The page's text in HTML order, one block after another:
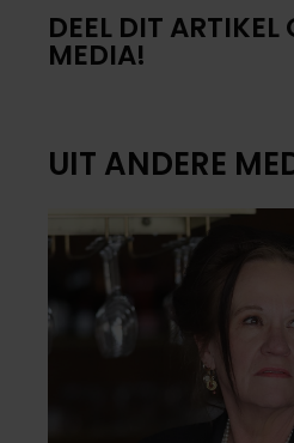
DEEL DIT ARTIKEL
MEDIA!
UIT ANDERE